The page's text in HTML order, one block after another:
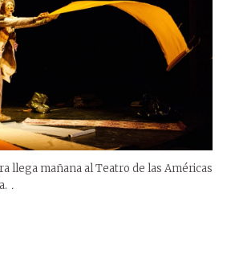
llega mañana al Teatro de las Américas
.